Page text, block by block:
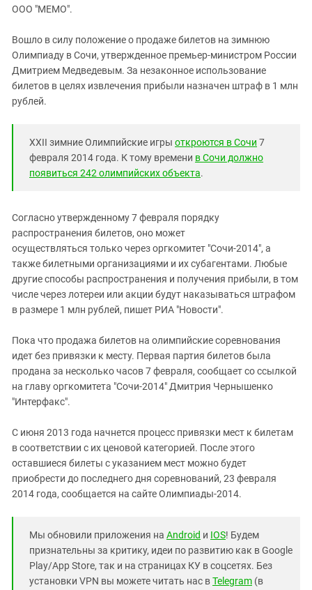
ИНАКОМЫСЛИЕ В ЧЕЧНЕ
ПРЕСЛЕДОВАНИЕ АКТИВИСТОВ
МОБИЛИЗАЦИЯ И ПРОТЕСТЫ
Дагестан
Кабардино-Балкария
Калмыкия
Карачаево-Черкесия
Нагорный Карабах
Российская Федерация
Ставропольский край
Южная Осетия
Южный Кавказ
ЮФО
ООО "МЕМО".
Вошло в силу положение о продаже билетов на зимнюю
Олимпиаду в Сочи, утвержденное премьер-министром России
Дмитрием Медведевым. За незаконное использование
билетов в целях извлечения прибыли назначен штраф в 1 млн
рублей.
XXII зимние Олимпийские игры откроются в Сочи 7
февраля 2014 года. К тому времени в Сочи должно
появиться 242 олимпийских объекта.
Согласно утвержденному 7 февраля порядку
распространения билетов, оно может
осуществляться только через оргкомитет "Сочи-2014", а
также билетными организациями и их субагентами. Любые
другие способы распространения и получения прибыли, в том
числе через лотереи или акции будут наказываться штрафом
в размере 1 млн рублей, пишет РИА "Новости".
Пока что продажа билетов на олимпийские соревнования
идет без привязки к месту. Первая партия билетов была
продана за несколько часов 7 февраля, сообщает со ссылкой
на главу оргкомитета "Сочи-2014" Дмитрия Чернышенко
"Интерфакс".
С июня 2013 года начнется процесс привязки мест к билетам
в соответствии с их ценовой категорией. После этого
оставшиеся билеты с указанием мест можно будет
приобрести до последнего дня соревнований, 23 февраля
2014 года, сообщается на сайте Олимпиады-2014.
Мы обновили приложения на Android и IOS! Будем
признательны за критику, идеи по развитию как в Google
Play/App Store, так и на страницах КУ в соцсетях. Без
установки VPN вы можете читать нас вTelegram (в